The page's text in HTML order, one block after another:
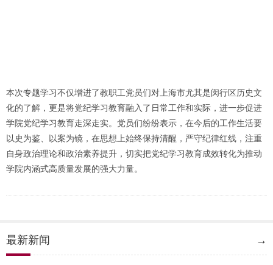
本次专题学习不仅增进了教职工党员们对上海市尤其是闵行区历史文
化的了解，更是将党纪学习教育融入了日常工作和实际，进一步促进
学院党纪学习教育走深走实。党员们纷纷表示，在今后的工作生活要
以史为鉴、以案为镜，在思想上始终保持清醒，严守纪律红线，注重
自身政治理论和政治素养提升，切实把党纪学习教育成效转化为推动
学院内涵式高质量发展的强大力量。
最新新闻 →